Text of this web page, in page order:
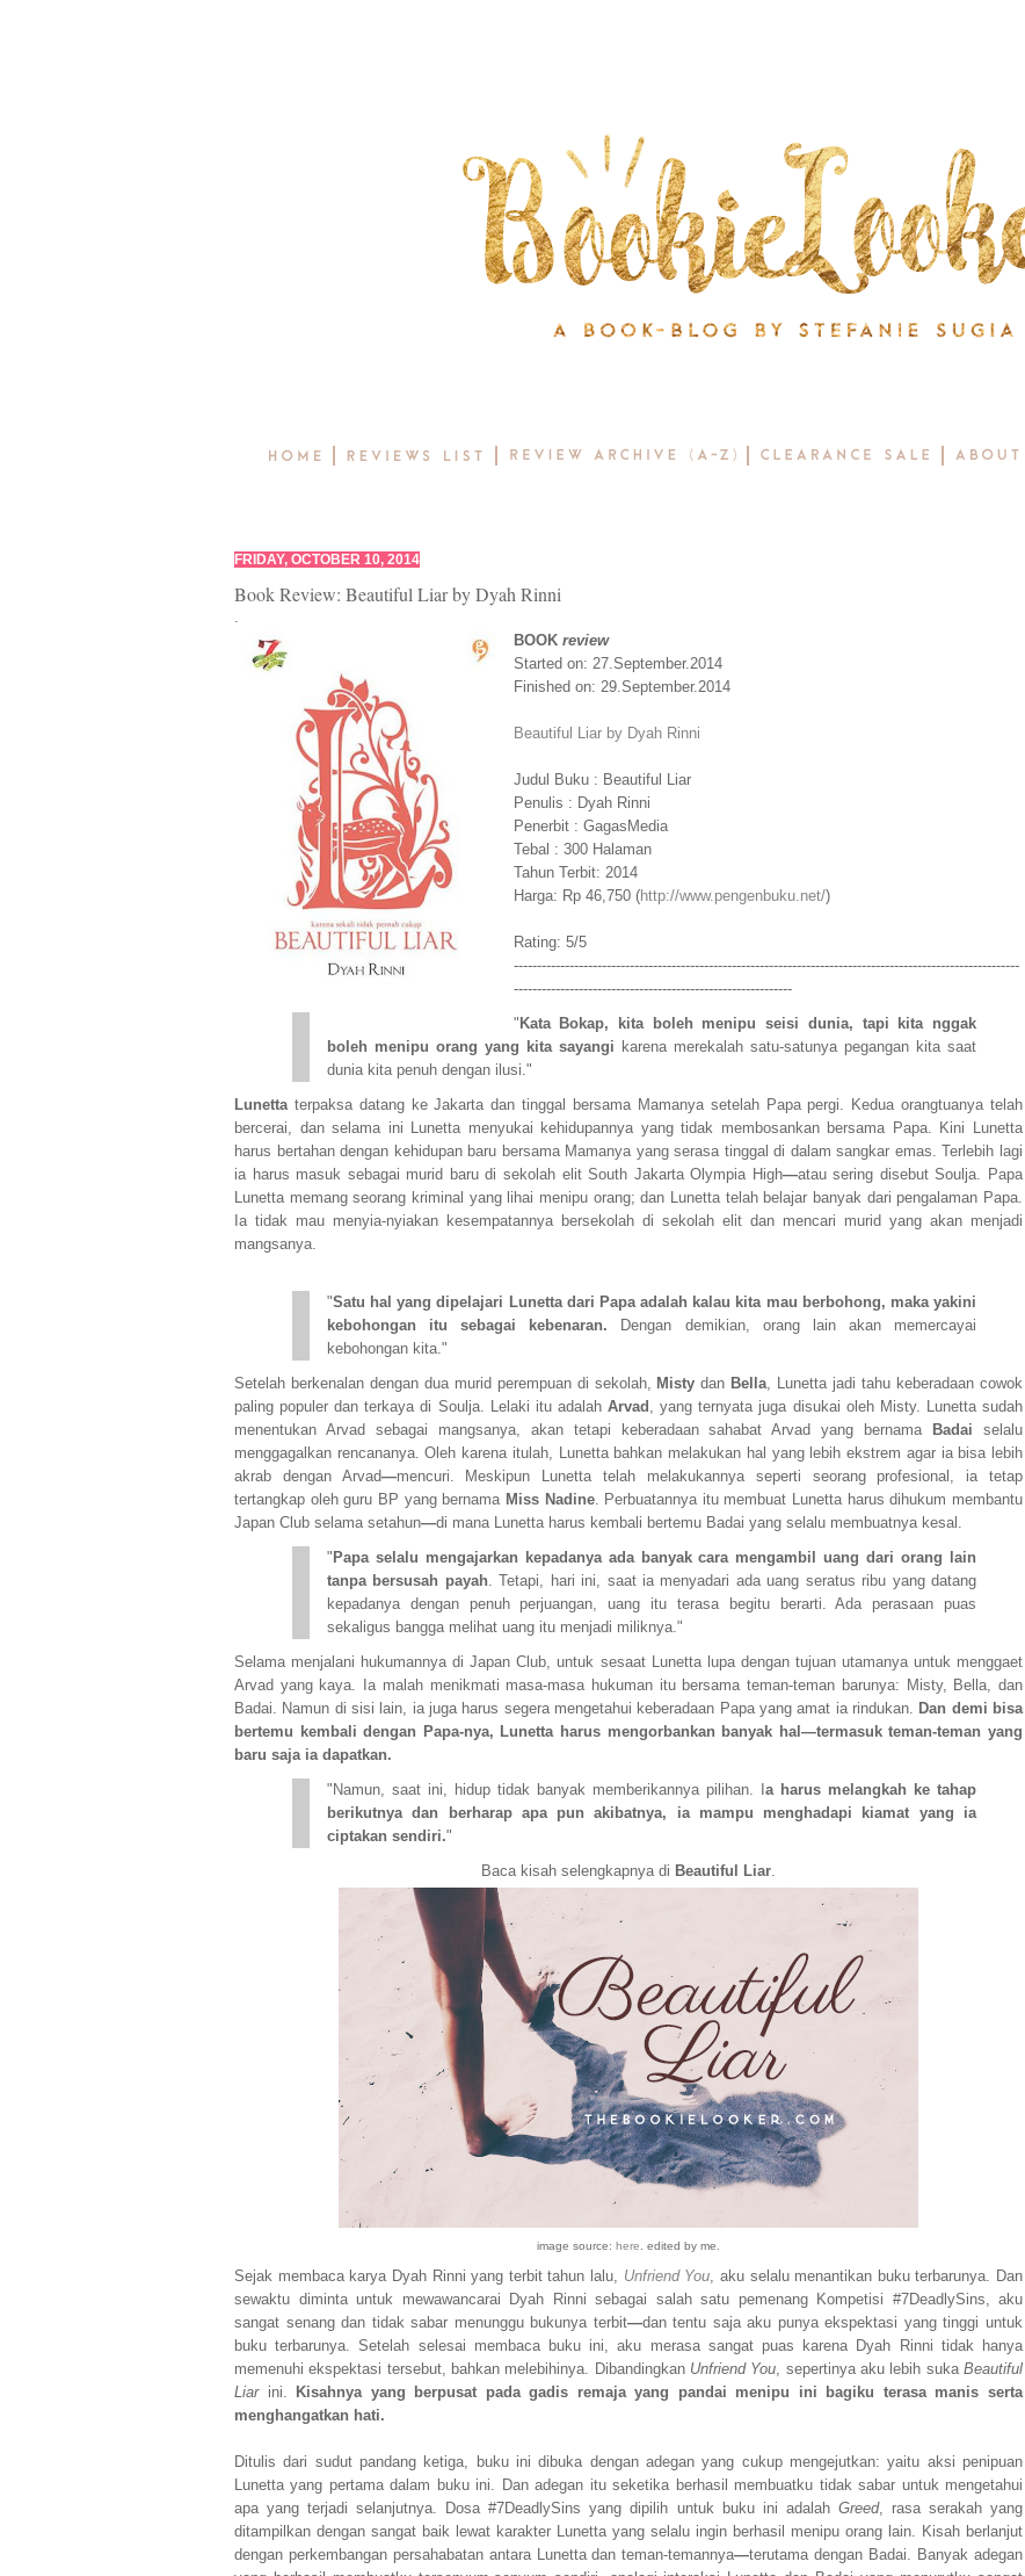
FRIDAY, OCTOBER 10, 2014
Book Review: Beautiful Liar by Dyah Rinni
.
BOOK review
Started on: 27.September.2014
Finished on: 29.September.2014
Beautiful Liar by Dyah Rinni
Judul Buku : Beautiful Liar
Penulis : Dyah Rinni
Penerbit : GagasMedia
Tebal : 300 Halaman
Tahun Terbit: 2014
Harga: Rp 46,750 (http://www.pengenbuku.net/)
Rating: 5/5
-------------------------------------------------------------------------------------------------------------
------------------------------------------------------------
" Kata Bokap, kita boleh menipu seisi dunia, tapi kita nggak
boleh menipu orang yang kita sayangi karena merekalah satu-satunya pegangan kita saat
dunia kita penuh dengan ilusi."
Lunetta terpaksa datang ke Jakarta dan tinggal bersama Mamanya setelah Papa pergi. Kedua orangtuanya telah
bercerai, dan selama ini Lunetta menyukai kehidupannya yang tidak membosankan bersama Papa. Kini Lunetta
harus bertahan dengan kehidupan baru bersama Mamanya yang serasa tinggal di dalam sangkar emas. Terlebih lagi
ia harus masuk sebagai murid baru di sekolah elit South Jakarta Olympia High—atau sering disebut Soulja. Papa
Lunetta memang seorang kriminal yang lihai menipu orang; dan Lunetta telah belajar banyak dari pengalaman Papa.
Ia tidak mau menyia-nyiakan kesempatannya bersekolah di sekolah elit dan mencari murid yang akan menjadi
mangsanya.
"Satu hal yang dipelajari Lunetta dari Papa adalah kalau kita mau berbohong, maka yakini
kebohongan itu sebagai kebenaran. Dengan demikian, orang lain akan memercayai
kebohongan kita."
Setelah berkenalan dengan dua murid perempuan di sekolah, Misty dan Bella, Lunetta jadi tahu keberadaan cowok
paling populer dan terkaya di Soulja. Lelaki itu adalahArvad , yang ternyata juga disukai oleh Misty. Lunetta sudah
menentukan Arvad sebagai mangsanya, akan tetapi keberadaan sahabat Arvad yang bernama
Badai selalu
menggagalkan rencananya. Oleh karena itulah, Lunetta bahkan melakukan hal yang lebih ekstrem agar ia bisa lebih
akrab dengan Arvad—mencuri. Meskipun Lunetta telah melakukannya seperti seorang profesional, ia tetap
tertangkap oleh guru BP yang bernama Miss Nadine. Perbuatannya itu membuat Lunetta harus dihukum membantu
Japan Club selama setahun—di mana Lunetta harus kembali bertemu Badai yang selalu membuatnya kesal.
" Papa selalu mengajarkan kepadanya ada banyak cara mengambil uang dari orang lain
tanpa bersusah payah. Tetapi, hari ini, saat ia menyadari ada uang seratus ribu yang datang
kepadanya dengan penuh perjuangan, uang itu terasa begitu berarti. Ada perasaan puas
sekaligus bangga melihat uang itu menjadi miliknya."
Selama menjalani hukumannya di Japan Club, untuk sesaat Lunetta lupa dengan tujuan utamanya untuk menggaet
Arvad yang kaya. Ia malah menikmati masa-masa hukuman itu bersama teman-teman barunya: Misty, Bella, dan
Badai. Namun di sisi lain, ia juga harus segera mengetahui keberadaan Papa yang amat ia rindukan. Dan demi bisa
bertemu kembali dengan Papa-nya, Lunetta harus mengorbankan banyak hal —termasuk teman-teman yang
baru saja ia dapatkan.
"Namun, saat ini, hidup tidak banyak memberikannya pilihan. I a harus melangkah ke tahap
berikutnya dan berharap apa pun akibatnya, ia mampu menghadapi kiamat yang ia
ciptakan sendiri."
Baca kisah selengkapnya di Beautiful Liar.
image source: here . edited by me.
Sejak membaca karya Dyah Rinni yang terbit tahun lalu, Unfriend You, aku selalu menantikan buku terbarunya. Dan
sewaktu diminta untuk mewawancarai Dyah Rinni sebagai salah satu pemenang Kompetisi #7DeadlySins, aku
sangat senang dan tidak sabar menunggu bukunya terbit—dan tentu saja aku punya ekspektasi yang tinggi untuk
buku terbarunya. Setelah selesai membaca buku ini, aku merasa sangat puas karena Dyah Rinni tidak hanya
memenuhi ekspektasi tersebut, bahkan melebihinya. Dibandingkan Unfriend You, sepertinya aku lebih sukaBeautiful
Liar ini.
Kisahnya yang berpusat pada gadis remaja yang pandai menipu ini bagiku terasa manis serta
menghangatkan hati.
Ditulis dari sudut pandang ketiga, buku ini dibuka dengan adegan yang cukup mengejutkan: yaitu aksi penipuan
Lunetta yang pertama dalam buku ini. Dan adegan itu seketika berhasil membuatku tidak sabar untuk mengetahui
apa yang terjadi selanjutnya. Dosa #7DeadlySins yang dipilih untuk buku ini adalah Greed, rasa serakah yang
ditampilkan dengan sangat baik lewat karakter Lunetta yang selalu ingin berhasil menipu orang lain. Kisah berlanjut
dengan perkembangan persahabatan antara Lunetta dan teman-temannya—terutama dengan Badai. Banyak adegan